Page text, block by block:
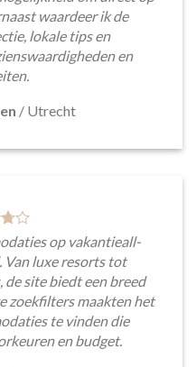
waardeer ik de
lokale tips en
en
/ Utrecht
op vakantieall-
Van luxe resorts tot
site biedt een breed
zoekfilters maakten het
te vinden die
en budget.